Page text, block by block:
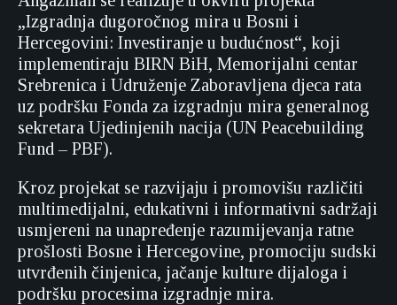
„Izgradnja dugoročnog mira u Bosni i
Hercegovini: Investiranje u budućnost“, koji
implementiraju BIRN BiH, Memorijalni centar
Srebrenica i Udruženje Zaboravljena djeca rata
uz podršku Fonda za izgradnju mira generalnog
sekretara Ujedinjenih nacija (UN Peacebuilding
Fund – PBF).
Kroz projekat se razvijaju i promovišu različiti
multimedijalni, edukativni i informativni sadržaji
usmjereni na unapređenje razumijevanja ratne
prošlosti Bosne i Hercegovine, promociju sudski
utvrđenih činjenica, jačanje kulture dijaloga i
podršku procesima izgradnje mira.